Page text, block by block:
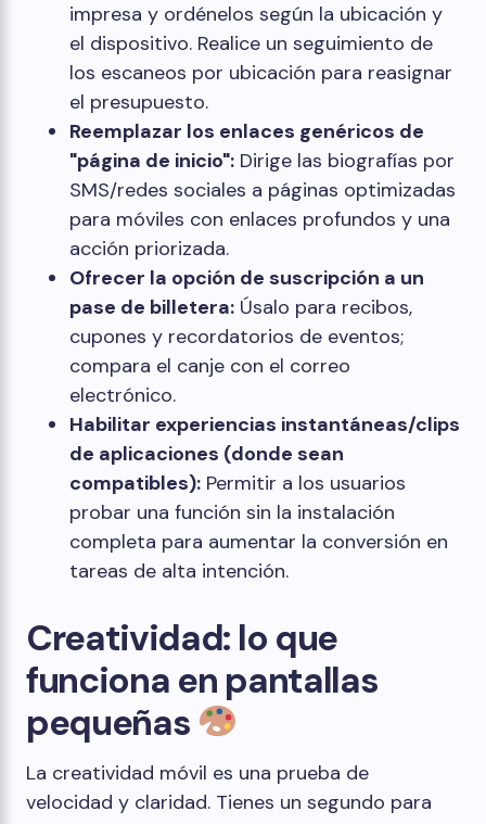
impresa y ordénelos según la ubicación y
el dispositivo. Realice un seguimiento de
los escaneos por ubicación para reasignar
el presupuesto.
Reemplazar los enlaces genéricos de
"página de inicio": Dirige las biografías por
SMS/redes sociales a páginas optimizadas
para móviles con enlaces profundos y una
acción priorizada.
Ofrecer la opción de suscripción a un
pase de billetera: Úsalo para recibos,
cupones y recordatorios de eventos;
compara el canje con el correo
electrónico.
Habilitar experiencias instantáneas/clips
de aplicaciones (donde sean
compatibles): Permitir a los usuarios
probar una función sin la instalación
completa para aumentar la conversión en
tareas de alta intención.
Creatividad: lo que
funciona en pantallas
pequeñas
La creatividad móvil es una prueba de
velocidad y claridad. Tienes un segundo para